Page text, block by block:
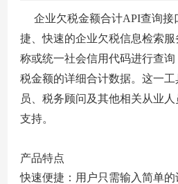
企业欠税金额合计API查询接
捷、快速的企业欠税信息检索
称或统一社会信用代码进行查
税金额的详细合计数据。这一工
员、税务顾问及其他相关从业
支持。
产品特点
快速便捷：用户只需输入简单